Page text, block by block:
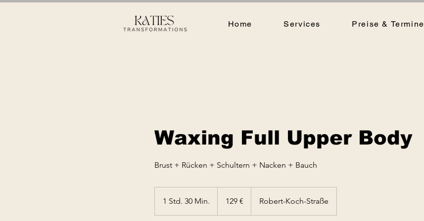
Home Services Preise & Termine
Waxing Full Upper Body
Brust + Rücken + Schultern + Nacken + Bauch
1 Std. 30 Min.
S
129 € Robert-Koch-Straße